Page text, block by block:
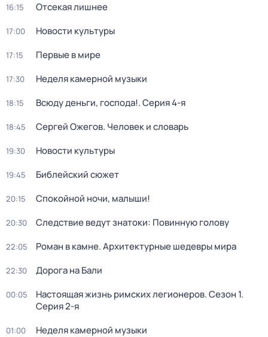
16:15 Отсекая лишнее
17:00 Новости культуры
17:15 Первые в мире
17:30 Неделя камерной музыки
18:15 Всюду деньги, господа!. Серия 4-я
18:45 Сергей Ожегов. Человек и словарь
19:30 Новости культуры
19:45 Библейский сюжет
20:15 Спокойной ночи, малыши!
20:30 Следствие ведут знатоки: Повинную голову
22:05 Роман в камне. Архитектурные шедевры мира
22:30 Дорога на Бали
00:05 Настоящая жизнь римских легионеров. Сезон 1.
Серия 2-я
01:00 Неделя камерной музыки